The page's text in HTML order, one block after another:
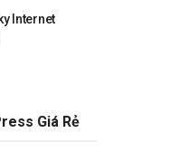
Internet
Giá Rẻ